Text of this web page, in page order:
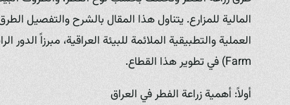
المالية للمزارع. يتناول هذا المقال بالشرح والتفصيل
Farm) في تطوير هذا القطاع.
أولاً: أهمية زراعة الفطر في العراق